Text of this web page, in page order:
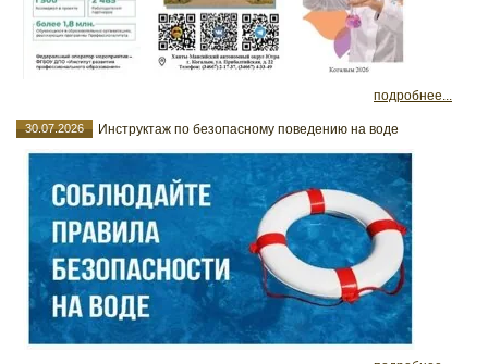
подробнее...
30.07.2026 Инструктаж по безопасному поведению на воде